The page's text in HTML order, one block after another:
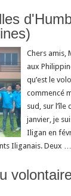
Chers amis,
aux
qu’est le
commencé
sud, sur l’île
janvier, je
Iligan en
Iliganais. Deux